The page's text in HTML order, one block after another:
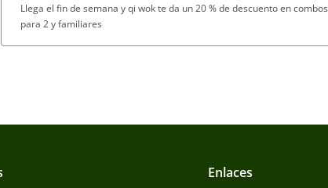
Llega el fin de semana y qi wok te da un 20 % de descuento en combos
para 2 y familiares
Enlaces